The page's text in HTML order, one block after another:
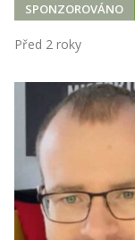
SPONZOROVÁNO
Před 2 roky